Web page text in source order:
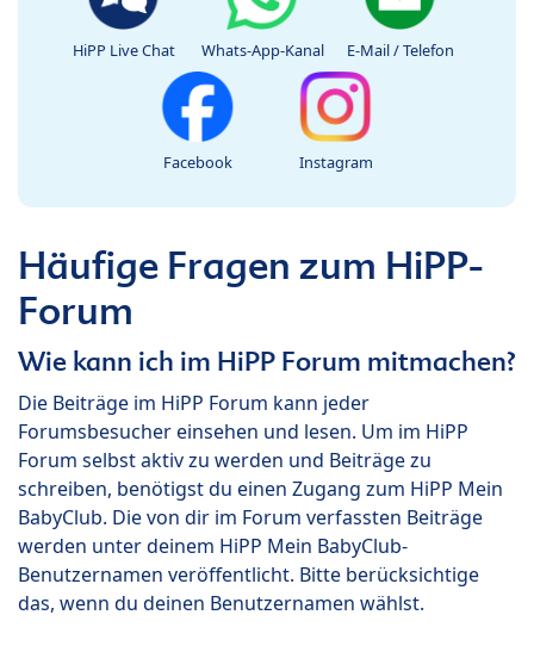
HiPP Live Chat Whats-App-Kanal E-Mail / Telefon
Facebook Instagram
Häufige Fragen zum HiPP-
Forum
Wie kann ich im HiPP Forum mitmachen?
Die Beiträge im HiPP Forum kann jeder
Forumsbesucher einsehen und lesen. Um im HiPP
Forum selbst aktiv zu werden und Beiträge zu
schreiben, benötigst du einen Zugang zum HiPP Mein
BabyClub. Die von dir im Forum verfassten Beiträge
werden unter deinem HiPP Mein BabyClub-
Benutzernamen veröffentlicht. Bitte berücksichtige
das, wenn du deinen Benutzernamen wählst.